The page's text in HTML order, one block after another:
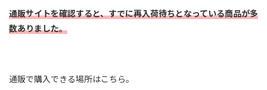
通販サイトを確認すると、すでに再入荷待ちとなっている商品が多
数ありました。
通販で購入できる場所はこちら。